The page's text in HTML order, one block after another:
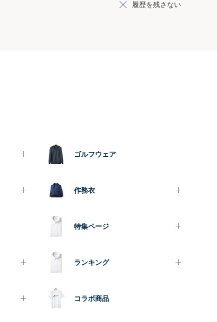
履歴を残さない
ゴルフウェア
作務衣
特集ページ
ランキング
コラボ商品